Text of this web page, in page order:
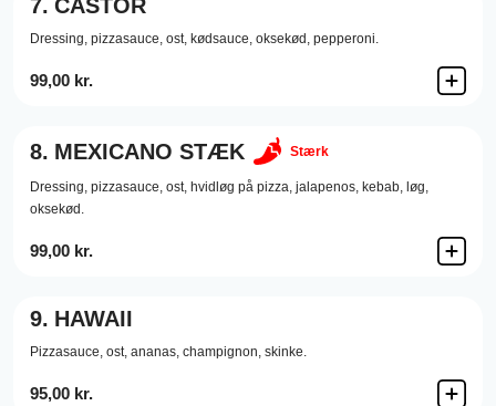
7. CASTOR
Dressing, pizzasauce, ost, kødsauce, oksekød, pepperoni.
99,00 kr.
8. MEXICANO STÆK Stærk
Dressing, pizzasauce, ost, hvidløg på pizza, jalapenos, kebab, løg,
oksekød.
99,00 kr.
9. HAWAII
Pizzasauce, ost, ananas, champignon, skinke.
95,00 kr.